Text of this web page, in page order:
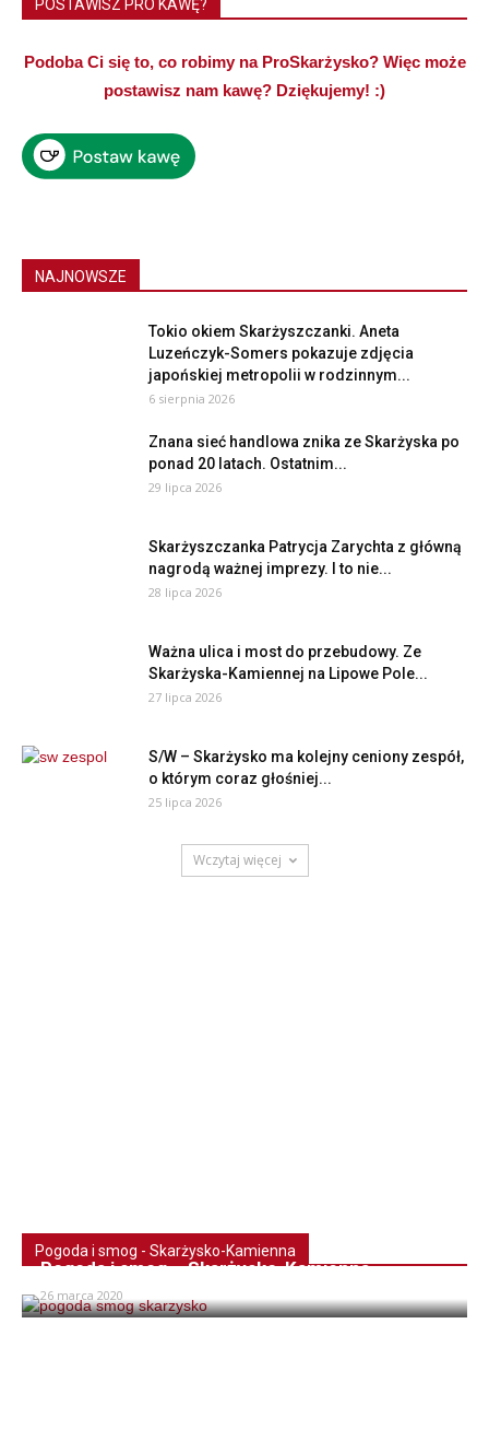
POSTAWISZ PRO KAWĘ?
Podoba Ci się to, co robimy na ProSkarżysko? Więc może
postawisz nam kawę? Dziękujemy! :)
NAJNOWSZE
Tokio okiem Skarżyszczanki. Aneta
Luzeńczyk-Somers pokazuje zdjęcia
japońskiej metropolii w rodzinnym...
6 sierpnia 2026
Znana sieć handlowa znika ze Skarżyska po
ponad 20 latach. Ostatnim...
29 lipca 2026
Skarżyszczanka Patrycja Zarychta z główną
nagrodą ważnej imprezy. I to nie...
28 lipca 2026
Ważna ulica i most do przebudowy. Ze
Skarżyska-Kamiennej na Lipowe Pole...
27 lipca 2026
S/W – Skarżysko ma kolejny ceniony zespół,
o którym coraz głośniej...
25 lipca 2026
Wczytaj więcej
Pogoda i smog - Skarżysko-Kamienna
Pogoda i smog – Skarżysko-Kamienna
26 marca 2020